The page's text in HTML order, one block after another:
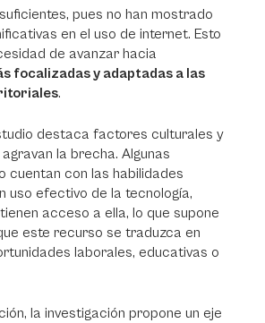
pues no han mostrado
en el uso de internet. Esto
de avanzar hacia
focalizadas y adaptadas a las
.
destaca factores culturales y
la brecha. Algunas
cuentan con las habilidades
uso efectivo de la tecnología,
acceso a ella, lo que supone
este recurso se traduzca en
laborales, educativas o
la investigación propone un eje